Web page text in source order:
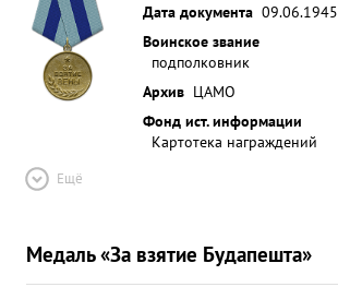
Дата документа 09.06.1945
Воинское звание
подполковник
Архив ЦАМО
Фонд ист. информации
Картотека награждений
Ещё
Медаль «За взятие Будапешта»